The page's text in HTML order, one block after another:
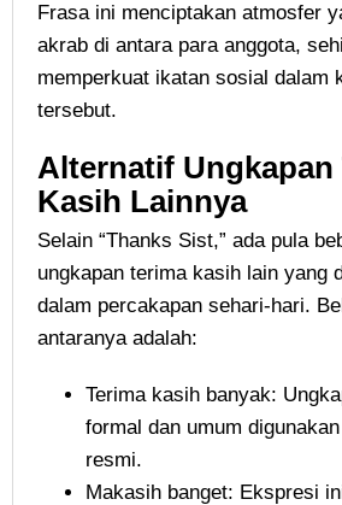
Frasa ini menciptakan atmosfer
akrab di antara para anggota,
memperkuat ikatan sosial dalam
tersebut.
Alternatif Ungkapan
Kasih Lainnya
Selain “Thanks Sist,” ada pula
ungkapan terima kasih lain yang
dalam percakapan sehari-hari.
antaranya adalah:
Terima kasih banyak:
formal dan umum
resmi.
Makasih banget: Ekspresi